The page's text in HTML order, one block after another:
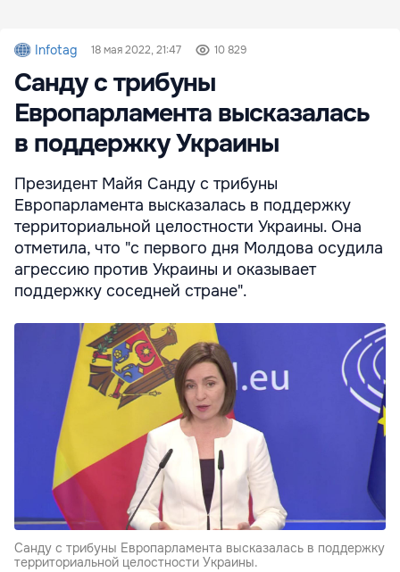
Infotag 18 мая 2022, 21:47 10 829
Санду с трибуны
Европарламента высказалась
в поддержку Украины
Президент Майя Санду с трибуны
Европарламента высказалась в поддержку
территориальной целостности Украины. Она
отметила, что "с первого дня Молдова осудила
агрессию против Украины и оказывает
поддержку соседней стране".
Санду с трибуны Европарламента высказалась в поддержку
территориальной целостности Украины.